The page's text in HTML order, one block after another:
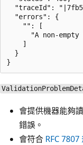
"traceId":
  "errors": {
    "": [
"A non-empty
    ]
  }
會提供機器能夠
錯誤。
會符合 RFC 7807